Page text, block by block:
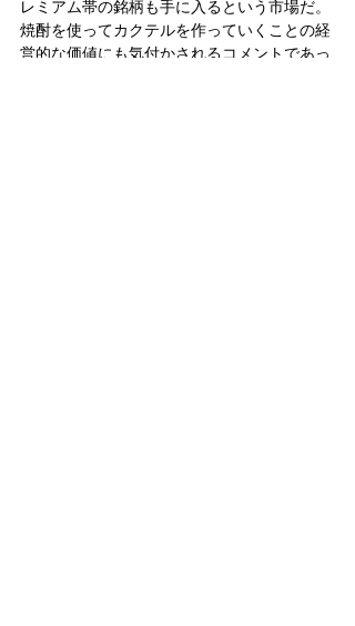
レミアム帯の銘柄も手に入るという市場だ。
焼酎を使ってカクテルを作っていくことの経
営的な価値にも気付かされるコメントであっ